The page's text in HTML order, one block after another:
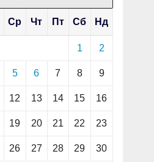
Ср Чт Пт Сб Нд
1 2
5 6 7 8 9
12 13 14 15 16
19 20 21 22 23
26 27 28 29 30